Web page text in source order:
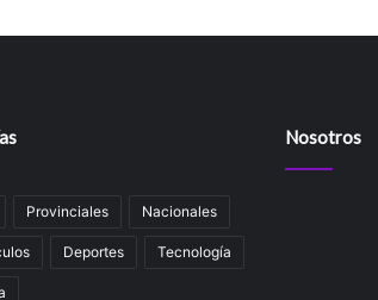
Provinciales Nacionales
Deportes Tecnología
Nosotros